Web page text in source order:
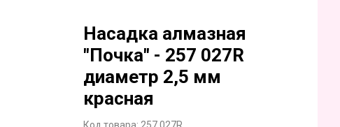
Насадка алмазная
"Почка" - 257 027R
диаметр 2,5 мм
красная